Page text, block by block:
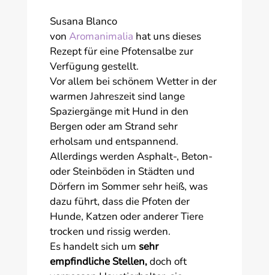
Susana Blanco
von Aromanimalia hat uns dieses
Rezept für eine Pfotensalbe zur
Verfügung gestellt.
Vor allem bei schönem Wetter in der
warmen Jahreszeit sind lange
Spaziergänge mit Hund in den
Bergen oder am Strand sehr
erholsam und entspannend.
Allerdings werden Asphalt-, Beton-
oder Steinböden in Städten und
Dörfern im Sommer sehr heiß, was
dazu führt, dass die Pfoten der
Hunde, Katzen oder anderer Tiere
trocken und rissig werden.
Es handelt sich um sehr
empfindliche Stellen,doch oft